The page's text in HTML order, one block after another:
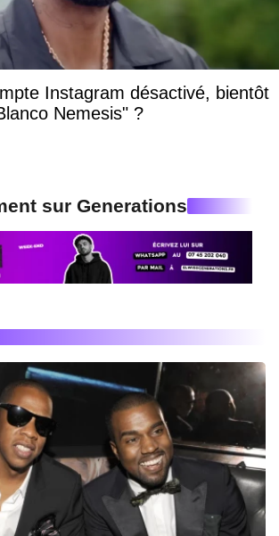
Instagram désactivé, bientôt
Nemesis" ?
sur Generations